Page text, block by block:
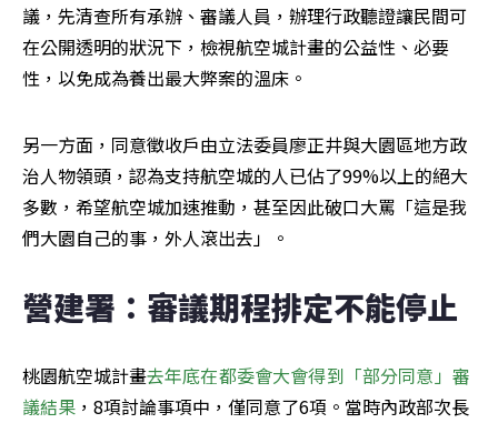
議，先清查所有承辦、審議人員，辦理行政聽證讓民間可
在公開透明的狀況下，檢視航空城計畫的公益性、必要
性，以免成為養出最大弊案的溫床。
另一方面，同意徵收戶由立法委員廖正井與大園區地方政
治人物領頭，認為支持航空城的人已佔了99%以上的絕大
多數，希望航空城加速推動，甚至因此破口大罵「這是我
們大園自己的事，外人滾出去」。
營建署：審議期程排定不能停止
桃園航空城計畫去年底在都委會大會得到「部分同意」審
議結果 ，8項討論事項中，僅同意了6項。當時內政部次長